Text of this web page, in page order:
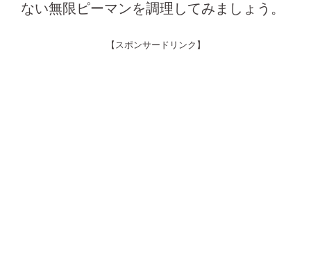
ない無限ピーマンを調理してみましょう。
【スポンサードリンク】